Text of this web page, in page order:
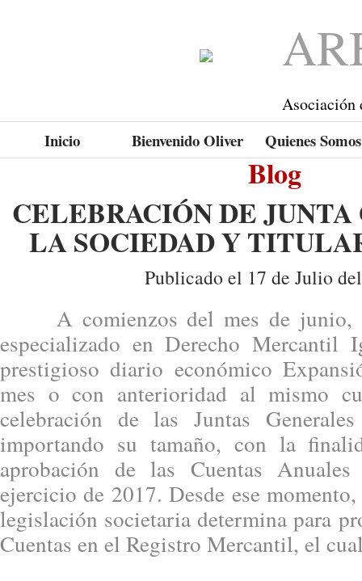
Asociación
Inicio
Bienvenido Oliver Quienes Somos
Blog
CELEBRACIÓN DE
LA SOCIEDAD Y
Publicado el 17 de Julio
A comienzos del mes de junio,
especializado en Derecho
prestigioso diario económico
mes o con anterioridad al mismo
celebración de las Juntas
importando su tamaño, con la
aprobación de las Cuentas Anuales
ejercicio de 2017. Desde ese
legislación societaria determina para
Cuentas en el Registro Mercantil, el